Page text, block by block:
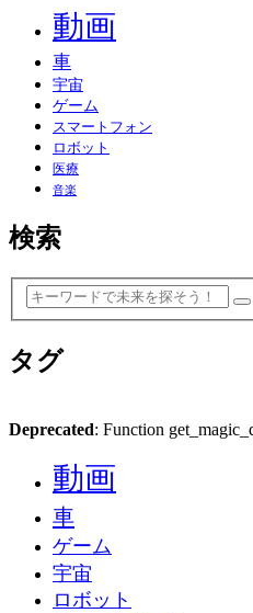
動画
車
宇宙
ゲーム
スマートフォン
ロボット
医療
音楽
検索
タグ
Deprecated: Function
動画
車
ゲーム
宇宙
ロボット